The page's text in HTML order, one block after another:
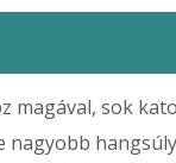
sok
nagyobb